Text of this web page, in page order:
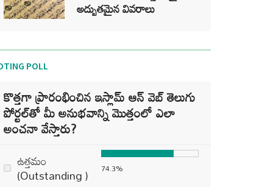
అద్భుతమైన వివరాలు
POLL
కొత్తగా ప్రారంభించిన ఇస్లామ్ ఆన్ వెబ్ తెలుగు
పోర్టల్‌తో మీ అనుభవాన్ని మొత్తంలో ఎలా
అంచనా వేస్తారు?
ఉత్తమం
(Outstanding ) 74.3%